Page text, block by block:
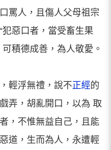
罵人，且傷人父母祖宗
惡口者，當受畜生果
積德成善，為人敬愛。
輕浮無禮，說不正經的
弄，胡亂開口，以為 取
，不惟無益自己，且能
道，生而為人，永遭輕